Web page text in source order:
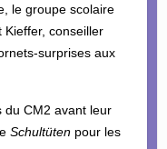
le groupe scolaire
Kieffer, conseiller
surprises aux
du CM2 avant leur
Schultüten pour les